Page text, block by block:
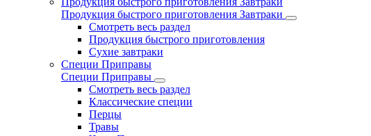
Продукция быстрого приготовления Завтраки
Смотреть весь раздел
Продукция быстрого приготовления
Сухие завтраки
Специи Приправы
Специи Приправы
Смотреть весь раздел
Классические специи
Перцы
Травы